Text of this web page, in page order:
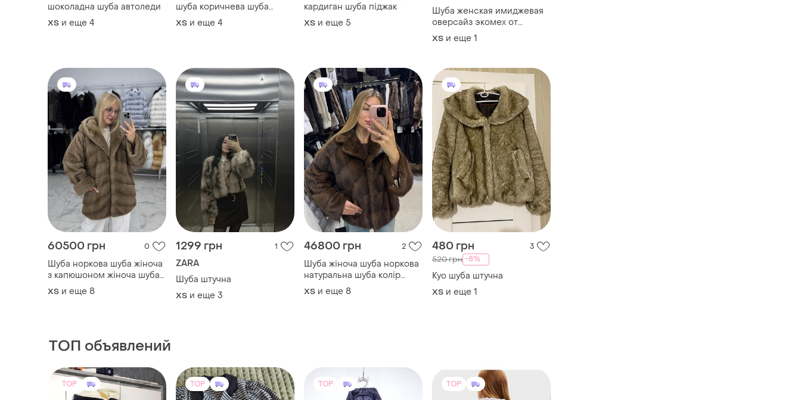
60500 грн 0
Шуба норкова шуба жіноча
з капюшоном жіноча шуба
норкова pastel 80 см
ХS и еще 8
1299 грн
ZARA
Шуба штучна
ХS и еще 3
46800 грн 2
Шуба жіноча шуба норкова
натуральна шуба колір
горіх 65 см
ХS и еще 8
480 грн 3
520 грн -8%
Куо шуба штучна
ХS и еще 1
ТОП объявлений